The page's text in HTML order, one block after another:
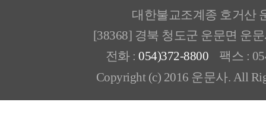
대한불교조계종 호거산
[38368] 경북 청도군 운문면 운
전화 : 054)372-8800 팩스 :
Copyright (c) 2016 운문사. All